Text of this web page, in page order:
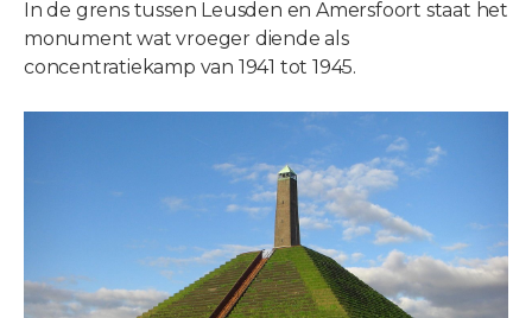
In de grens tussen Leusden en Amersfoort staat het
monument wat vroeger diende als
concentratiekamp van 1941 tot 1945.